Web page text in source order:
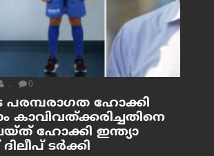
. 0
പരമ്പരാഗത ഹോക്കി
ഹോക്കി ഇന്ത്യാ
ടര്‍ക്കി